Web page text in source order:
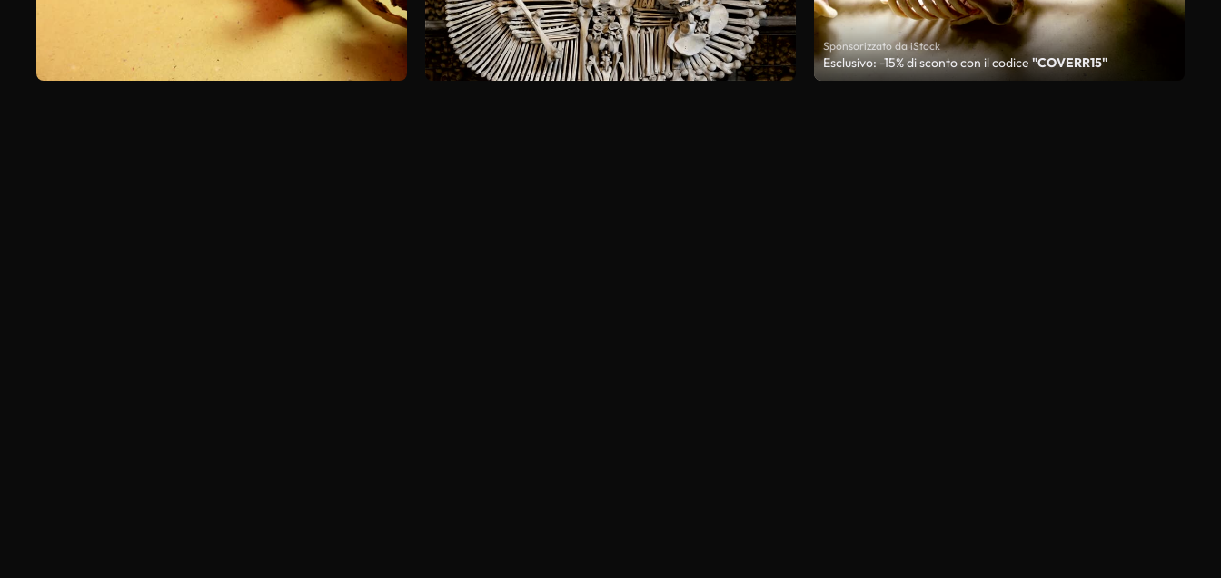
Sponsorizzato da iStock
Esclusivo: -15% di sconto con il codice "COVERR15"